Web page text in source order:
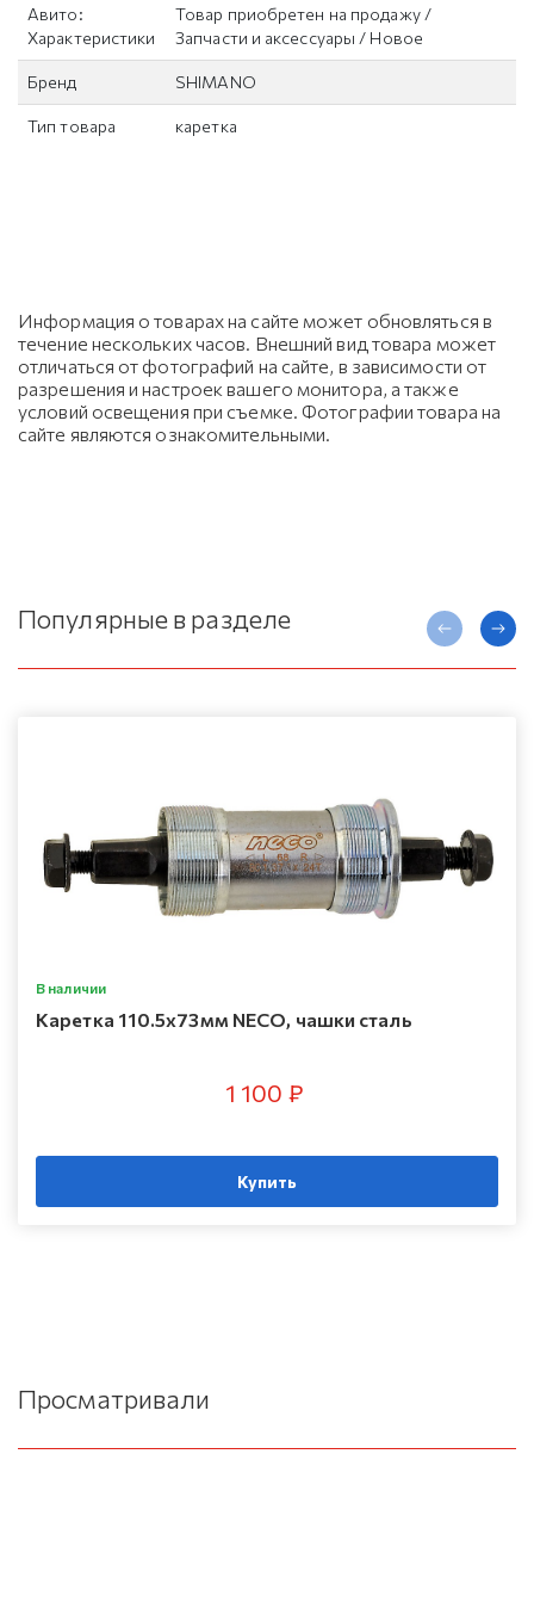
Авито:
Характеристики
Товар приобретен на продажу /
Запчасти и аксессуары / Новое
Бренд SHIMANO
Тип товара каретка
Информация о товарах на сайте может обновляться в
течение нескольких часов. Внешний вид товара может
отличаться от фотографий на сайте, в зависимости от
разрешения и настроек вашего монитора, а также
условий освещения при съемке. Фотографии товара на
сайте являются ознакомительными.
Популярные в разделе
В наличии
Каретка 110.5х73мм NECO, чашки сталь
1 100 ₽
Купить
Просматривали